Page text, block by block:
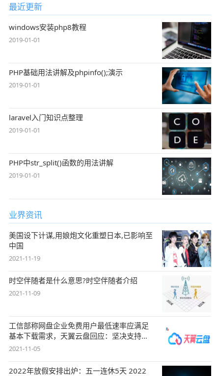
最近更新
windows安装php8教程
2019-01-01
PHP基础用法讲解及phpinfo();演示
2019-01-01
laravel入门知识点整理
2019-01-01
PHP中str_split()函数的用法讲解
2019-01-01
业界资讯
美国设下计谋,用娘炮文化重塑日本,已影响至
中国
2021-11-19
时空伴随者是什么意思?时空伴随者介绍
2021-11-09
工信部称网盘企业免费用户最低速率应满足
基本下载需求，天翼云盘回应：坚决支持，
始终
2021-11-05
2022年放假安排出炉：五一连休5天 2022